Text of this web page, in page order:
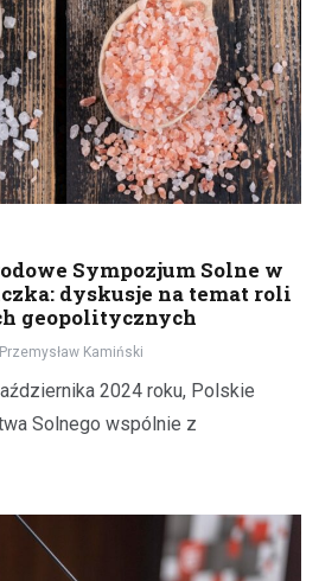
Sympozjum Solne w
dyskusje na temat roli
geopolitycznych
Przemysław Kamiński
2024 roku, Polskie
Solnego wspólnie z